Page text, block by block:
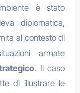
è stato
diplomatica,
al contesto di
armate
. Il caso
di illustrare le